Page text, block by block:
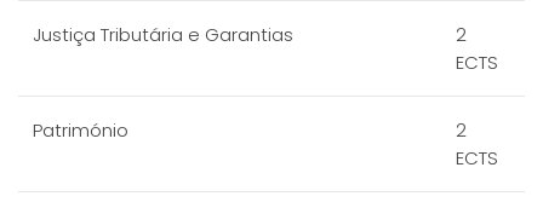
Justiça Tributária e Garantias
2
ECTS
Património
2
ECTS